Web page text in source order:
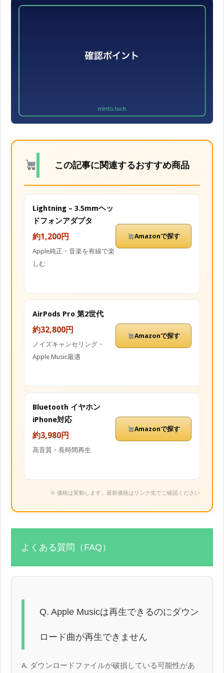
この記事に関連するおすすめ商品
Lightning – 3.5mmヘッ
ドフォンアダプタ
約1,200円
Apple純正・音楽を有線で楽
しむ
Amazonで探す
AirPods Pro 第2世代
約32,800円
ノイズキャンセリング・
Apple Music最適
Amazonで探す
Bluetooth イヤホン
iPhone対応
約3,980円
高音質・長時間再生
Amazonで探す
※ 価格は変動します。最新価格はリンク先でご確認ください
よくある質問（FAQ）
Q. Apple Musicは再生できるのにダウン
ロード曲が再生できません
A. ダウンロードファイルが破損している可能性があ